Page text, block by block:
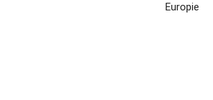
Europie